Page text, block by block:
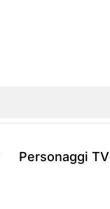
Personaggi TV